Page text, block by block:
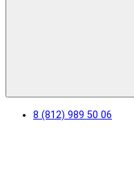
8 (812) 989 50 06